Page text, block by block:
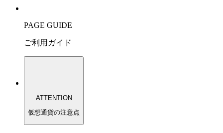
PAGE GUIDE
ご利用ガイド
ATTENTION
仮想通貨の注意点